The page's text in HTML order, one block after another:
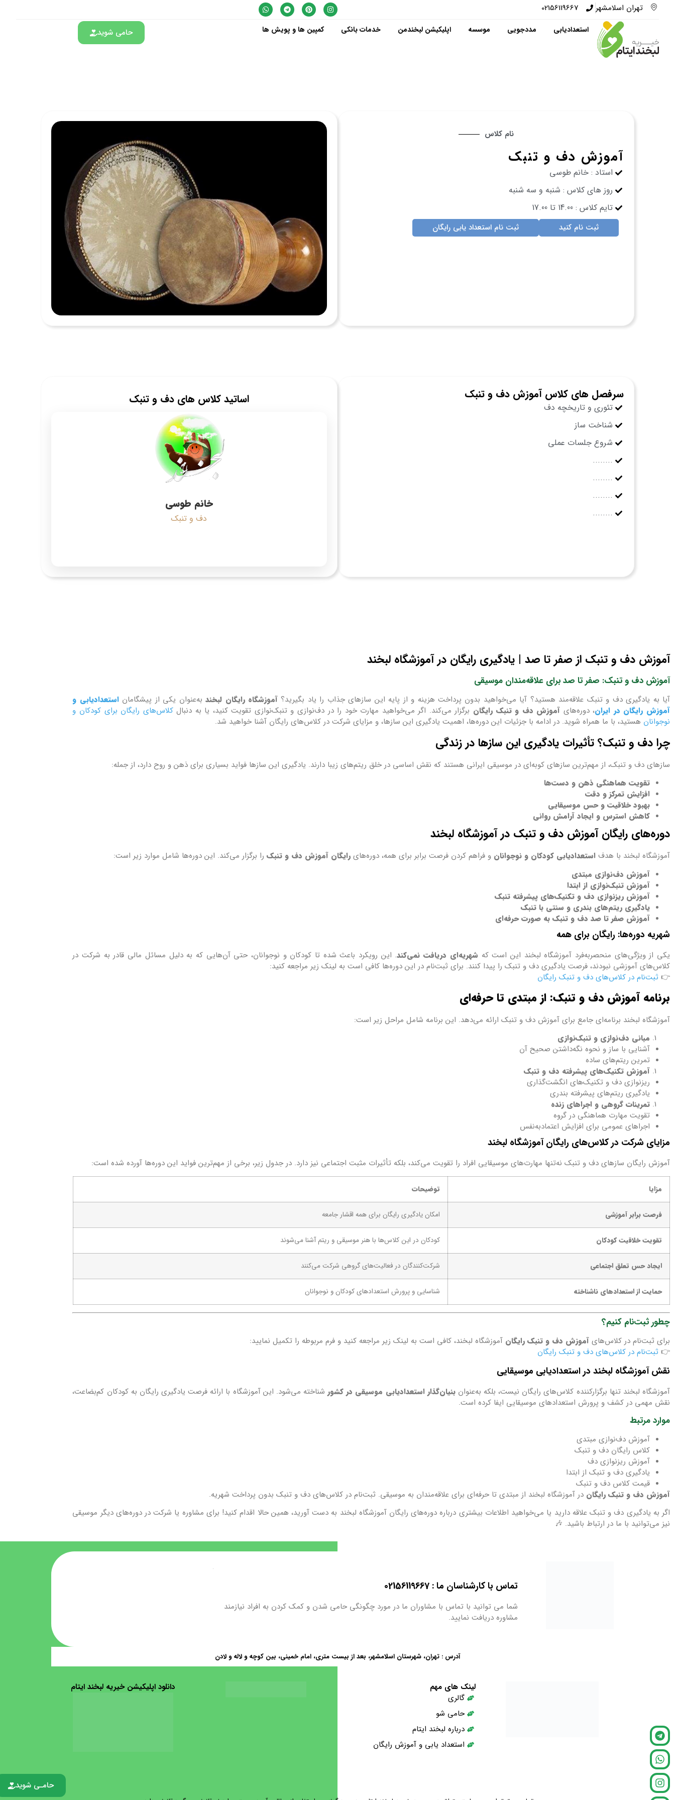
تهران اسلامشهر 02156119667
استعدادیابی مددجویی موسسه اپلیکیشن لبخندمن خدمات بانکی کمپین ها و پویش ها حامی شوید
نام کلاس
آموزش دف و تنبک
استاد : خانم طوسی
روز های کلاس : شنبه و سه شنبه
تایم کلاس : 14.00 تا 17.00
ثبت نام کنید ثبت نام استعداد یابی رایگان
سرفصل های کلاس آموزش دف و تنبک
تئوری و تاریخچه دف
شناخت ساز
شروع جلسات عملی
........
........
........
........
اساتید کلاس های دف و تنبک
خانم طوسی
دف و تنبک
آموزش دف و تنبک از صفر تا صد | یادگیری رایگان در آموزشگاه لبخند
آموزش دف و تنبک: صفر تا صد برای علاقه‌مندان موسیقی
آیا به یادگیری دف و تنبک علاقه‌مند هستید؟ آیا می‌خواهید بدون پرداخت هزینه و از پایه این سازهای جذاب را یاد بگیرید؟ آموزشگاه رایگان لبخندبه‌عنوان یکی از پیشگاماناستعداد‌یابی و
آموزش رایگان در ایران، دوره‌های آموزش دف و تنبک رایگان برگزار می‌کند. اگر می‌خواهید مهارت خود را در دف‌نوازی و تنبک‌نوازی تقویت کنید، یا به دنبالکلاس‌های رایگان برای کودکان و
نوجوانان هستید، با ما همراه شوید. در ادامه با جزئیات این دوره‌ها، اهمیت یادگیری این سازها، و مزایای شرکت در کلاس‌های رایگان آشنا خواهید شد.
چرا دف و تنبک؟ تأثیرات یادگیری این سازها در زندگی
سازهای دف و تنبک، از مهم‌ترین سازهای کوبه‌ای در موسیقی ایرانی هستند که نقش اساسی در خلق ریتم‌های زیبا دارند. یادگیری این سازها فواید بسیاری برای ذهن و روح دارد، از جمله:
تقویت هماهنگی ذهن و دست‌ها
افزایش تمرکز و دقت
بهبود خلاقیت و حس موسیقایی
کاهش استرس و ایجاد آرامش روانی
دوره‌های رایگان آموزش دف و تنبک در آموزشگاه لبخند
آموزشگاه لبخند با هدف استعدادیابی کودکان و نوجوانان و فراهم کردن فرصت برابر برای همه، دوره‌های رایگان آموزش دف و تنبک را برگزار می‌کند. این دوره‌ها شامل موارد زیر است:
آموزش دف‌نوازی مبتدی
آموزش تنبک‌نوازی از ابتدا
آموزش ریزنوازی دف و تکنیک‌های پیشرفته تنبک
یادگیری ریتم‌های بندری و سنتی با تنبک
آموزش صفر تا صد دف و تنبک به صورت حرفه‌ای
شهریه دوره‌ها: رایگان برای همه
یکی از ویژگی‌های منحصربه‌فرد آموزشگاه لبخند این است که شهریه‌ای دریافت نمی‌کند. این رویکرد باعث شده تا کودکان و نوجوانان، حتی آن‌هایی که به دلیل مسائل مالی قادر به شرکت در
کلاس‌های آموزشی نبودند، فرصت یادگیری دف و تنبک را پیدا کنند. برای ثبت‌نام در این دوره‌ها کافی است به لینک زیر مراجعه کنید:
👉 ثبت‌نام در کلاس‌های دف و تنبک رایگان
برنامه آموزش دف و تنبک: از مبتدی تا حرفه‌ای
آموزشگاه لبخند برنامه‌ای جامع برای آموزش دف و تنبک ارائه می‌دهد. این برنامه شامل مراحل زیر است:
مبانی دف‌نوازی و تنبک‌نوازی
آشنایی با ساز و نحوه نگه‌داشتن صحیح آن
تمرین ریتم‌های ساده
آموزش تکنیک‌های پیشرفته دف و تنبک
ریزنوازی دف و تکنیک‌های انگشت‌گذاری
یادگیری ریتم‌های پیشرفته بندری
تمرینات گروهی و اجراهای زنده
تقویت مهارت هماهنگی در گروه
اجراهای عمومی برای افزایش اعتمادبه‌نفس
مزایای شرکت در کلاس‌های رایگان آموزشگاه لبخند
آموزش رایگان سازهای دف و تنبک نه‌تنها مهارت‌های موسیقایی افراد را تقویت می‌کند، بلکه تأثیرات مثبت اجتماعی نیز دارد. در جدول زیر، برخی از مهم‌ترین فواید این دوره‌ها آورده شده است:
مزایا توضیحات
فرصت برابر آموزشی امکان یادگیری رایگان برای همه اقشار جامعه
تقویت خلاقیت کودکان کودکان در این کلاس‌ها با هنر موسیقی و ریتم آشنا می‌شوند
ایجاد حس تعلق اجتماعی شرکت‌کنندگان در فعالیت‌های گروهی شرکت می‌کنند
حمایت از استعدادهای ناشناخته شناسایی و پرورش استعدادهای کودکان و نوجوانان
چطور ثبت‌نام کنیم؟
برای ثبت‌نام در کلاس‌های آموزش دف و تنبک رایگان آموزشگاه لبخند، کافی است به لینک زیر مراجعه کنید و فرم مربوطه را تکمیل نمایید:
👉 ثبت‌نام در کلاس‌های دف و تنبک رایگان
نقش آموزشگاه لبخند در استعداد‌یابی موسیقایی
آموزشگاه لبخند تنها برگزارکننده کلاس‌های رایگان نیست، بلکه به‌عنوانبنیان‌گذار استعدادیابی موسیقی در کشورشناخته می‌شود. این آموزشگاه با ارائه فرصت یادگیری رایگان به کودکان کم‌بضاعت،
نقش مهمی در کشف و پرورش استعدادهای موسیقایی ایفا کرده است.
موارد مرتبط
آموزش دف‌نوازی مبتدی
کلاس رایگان دف و تنبک
آموزش ریزنوازی دف
یادگیری دف و تنبک از ابتدا
قیمت کلاس دف و تنبک
آموزش دف و تنبک رایگان در آموزشگاه لبخند از مبتدی تا حرفه‌ای برای علاقه‌مندان به موسیقی. ثبت‌نام در کلاس‌های دف و تنبک بدون پرداخت شهریه.
اگر به یادگیری دف و تنبک علاقه دارید یا می‌خواهید اطلاعات بیشتری درباره دوره‌های رایگان آموزشگاه لبخند به دست آورید، همین حالا اقدام کنید! برای مشاوره یا شرکت در دوره‌های دیگر موسیقی
نیز می‌توانید با ما در ارتباط باشید. 🎶
تماس با کارشناسان ما : 02156119667
شما می توانید با تماس با مشاوران ما در مورد چگونگی حامی شدن و کمک کردن به افراد نیازمند
مشاوره دریافت نمایید.
آدرس : تهران، شهرستان اسلامشهر، بعد از بیست متری، امام خمینی، بین کوچه و لاله و لادن
لینک های مهم
گالری
حامی شو
درباره لبخند ایتام
استعداد یابی و آموزش رایگان
دانلود اپلیکیشن خیریه لبخند ایتام
حامـی شوید